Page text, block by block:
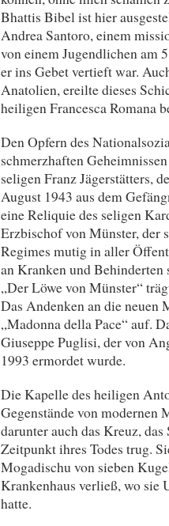
Bhattis Bibel ist hier
Andrea Santoro, einem
von einem Jugendlichen am
er ins Gebet vertieft war.
Anatolien, ereilte dieses
heiligen Francesca Romana
Den Opfern des
schmerzhaften
seligen Franz Jägerstätters,
August 1943 aus dem
eine Reliquie des seligen
Erzbischof von Münster, der
Regimes mutig in aller
an Kranken und Behinderten
„Der Löwe von Münster“
Das Andenken an die neuen
„Madonna della Pace“ auf.
Giuseppe Puglisi, der von
1993 ermordet wurde.
Die Kapelle des heiligen
Gegenstände von
darunter auch das Kreuz,
Zeitpunkt ihres Todes trug.
Mogadischu von sieben
Krankenhaus verließ, wo sie
hatte.